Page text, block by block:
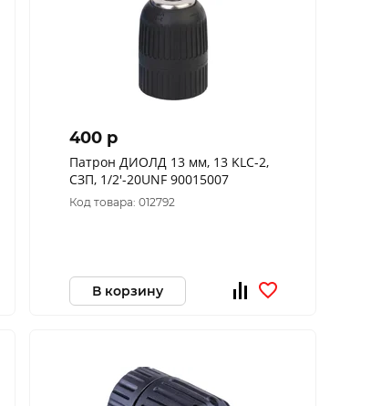
400 p
Патрон ДИОЛД 13 мм, 13 KLC-2,
СЗП, 1/2'-20UNF 90015007
Код товара: 012792
В корзину